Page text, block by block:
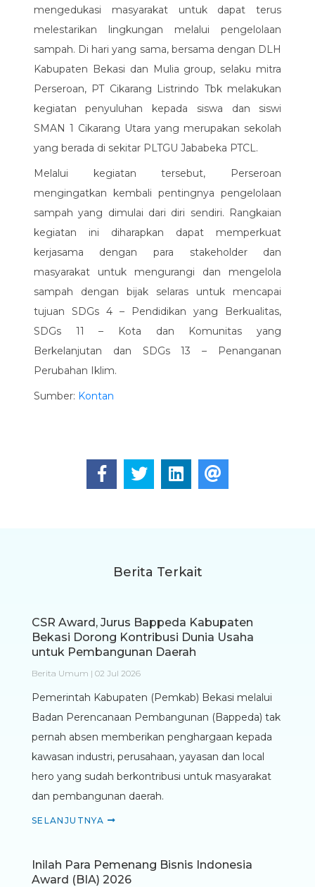
mengedukasi masyarakat untuk dapat terus
melestarikan lingkungan melalui pengelolaan
sampah. Di hari yang sama, bersama dengan DLH
Kabupaten Bekasi dan Mulia group, selaku mitra
Perseroan, PT Cikarang Listrindo Tbk melakukan
kegiatan penyuluhan kepada siswa dan siswi
SMAN 1 Cikarang Utara yang merupakan sekolah
yang berada di sekitar PLTGU Jababeka PTCL.
Melalui kegiatan tersebut, Perseroan
mengingatkan kembali pentingnya pengelolaan
sampah yang dimulai dari diri sendiri. Rangkaian
kegiatan ini diharapkan dapat memperkuat
kerjasama dengan para stakeholder dan
masyarakat untuk mengurangi dan mengelola
sampah dengan bijak selaras untuk mencapai
tujuan SDGs 4 – Pendidikan yang Berkualitas,
SDGs 11 – Kota dan Komunitas yang
Berkelanjutan dan SDGs 13 – Penanganan
Perubahan Iklim.
Sumber: Kontan
Berita Terkait
CSR Award, Jurus Bappeda Kabupaten
Bekasi Dorong Kontribusi Dunia Usaha
untuk Pembangunan Daerah
Berita Umum | 02 Jul 2026
Pemerintah Kabupaten (Pemkab) Bekasi melalui
Badan Perencanaan Pembangunan (Bappeda) tak
pernah absen memberikan penghargaan kepada
kawasan industri, perusahaan, yayasan dan local
hero yang sudah berkontribusi untuk masyarakat
dan pembangunan daerah.
SELANJUTNYA
Inilah Para Pemenang Bisnis Indonesia
Award (BIA) 2026